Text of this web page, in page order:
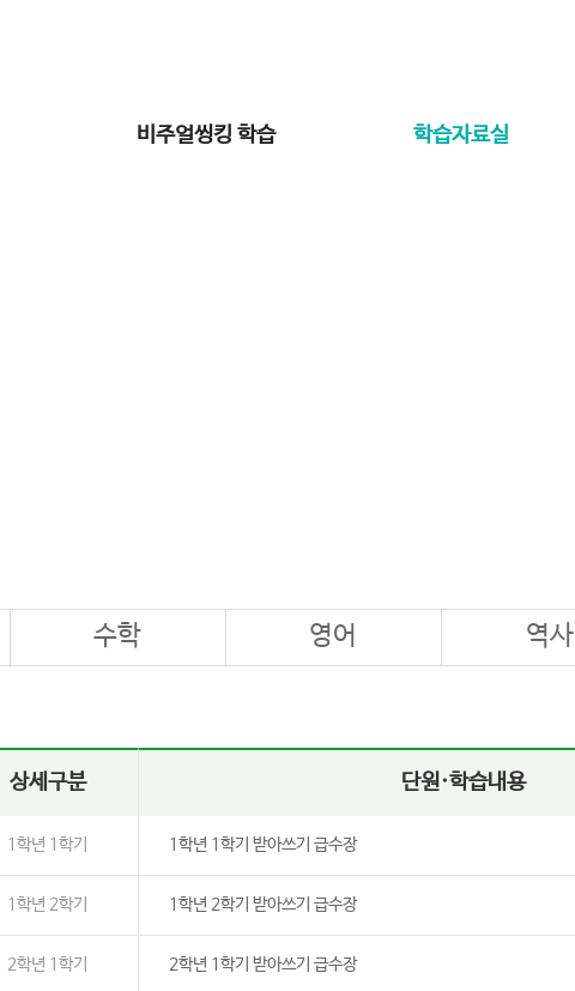
비주얼씽킹 학습 학습자료실
수학 영어 역사
상세구분 단원·학습내용
1학년 1학기 1학년 1학기 받아쓰기 급수장
1학년 2학기 1학년 2학기 받아쓰기 급수장
2학년 1학기 2학년 1학기 받아쓰기 급수장